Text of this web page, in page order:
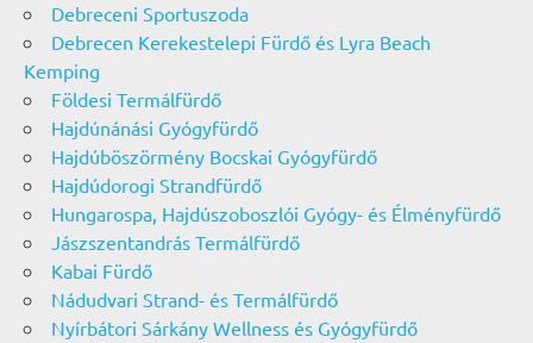
Debreceni Sportuszoda
Debrecen Kerekestelepi Fürdő és Lyra Beach
Kemping
Földesi Termálfürdő
Hajdúnánási Gyógyfürdő
Hajdúböszörmény Bocskai Gyógyfürdő
Hajdúdorogi Strandfürdő
Hungarospa, Hajdúszoboszlói Gyógy- és Élményfürdő
Jászszentandrás Termálfürdő
Kabai Fürdő
Nádudvari Strand- és Termálfürdő
Nyírbátori Sárkány Wellness és Gyógyfürdő